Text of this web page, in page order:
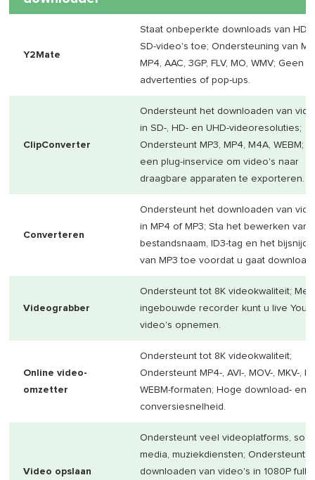
Y2Mate
Staat onbeperkte downloads van HD-
SD-video's toe; Ondersteuning van
MP4, AAC, 3GP, FLV, MO, WMV; Geen
advertenties of pop-ups.
ClipConverter
Ondersteunt het downloaden van
in SD-, HD- en UHD-videoresoluties;
Ondersteunt MP3, MP4, M4A, WEBM;
een plug-inservice om video's naar
draagbare apparaten te exporteren.
Converteren
Ondersteunt het downloaden van
in MP4 of MP3; Sta het bewerken van
bestandsnaam, ID3-tag en het
van MP3 toe voordat u gaat
Videograbber
Ondersteunt tot 8K videokwaliteit; Met
ingebouwde recorder kunt u live
video's opnemen.
Online video-
omzetter
Ondersteunt tot 8K videokwaliteit;
Ondersteunt MP4-, AVI-, MOV-, MKV-,
WEBM-formaten; Hoge download- en
conversiesnelheid.
Video opslaan
Ondersteunt veel videoplatforms,
media, muziekdiensten; Ondersteunt
downloaden van video's in 1080P full